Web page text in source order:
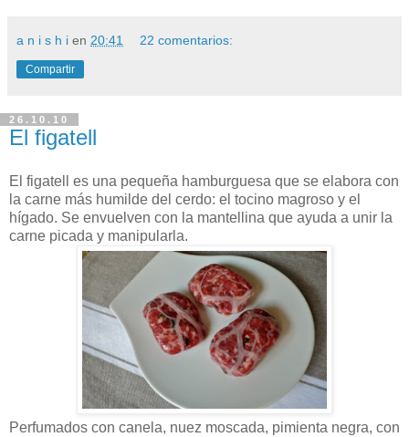
a n i s h i en 20:41 22 comentarios:
Compartir
26.10.10
El figatell
El figatell es una pequeña hamburguesa que se elabora con
la carne más humilde del cerdo: el tocino magroso y el
hígado. Se envuelven con la mantellina que ayuda a unir la
carne picada y manipularla.
Perfumados con canela, nuez moscada, pimienta negra, con